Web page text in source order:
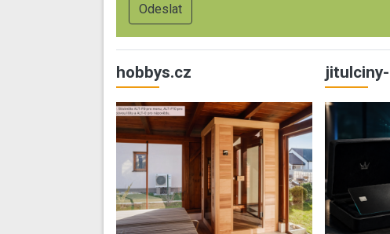
hobbys.cz